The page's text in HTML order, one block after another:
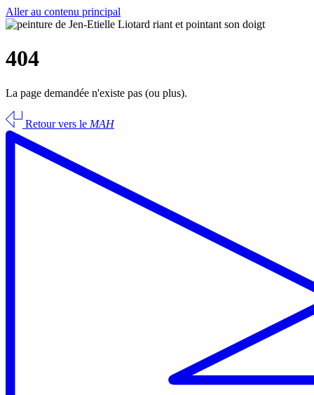
Aller au contenu principal
404
La page demandée n'existe pas (ou plus).
Retour vers le MAH